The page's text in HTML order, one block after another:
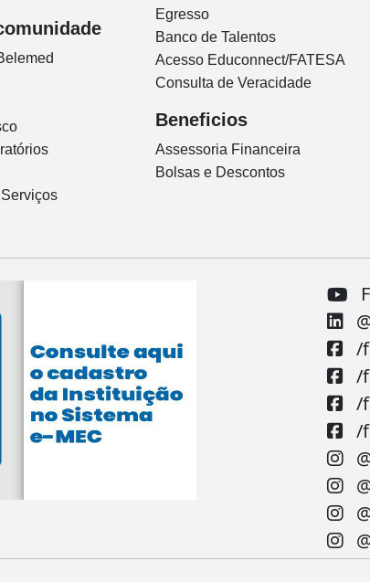
Egresso
Banco de Talentos
Acesso Educonnect/FATESA
Consulta de Veracidade
Beneficios
Assessoria Financeira
Bolsas e Descontos
/
/
/
/